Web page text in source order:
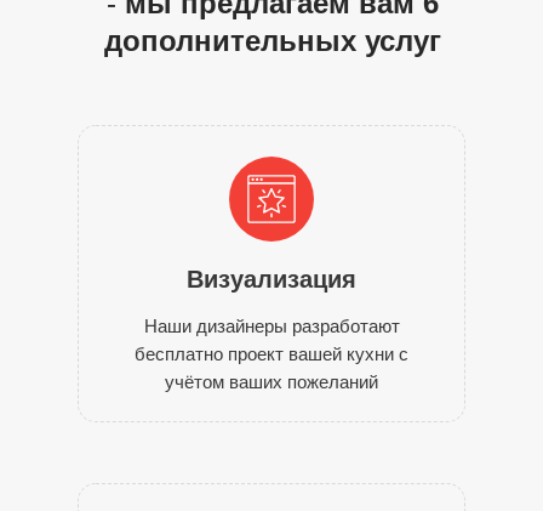
дополнительных услуг
Визуализация
Наши дизайнеры разработают
бесплатно проект вашей кухни с
учётом ваших пожеланий